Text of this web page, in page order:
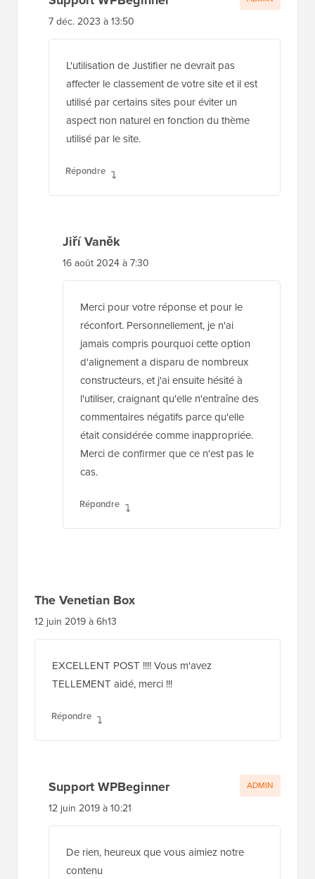
7 déc. 2023 à 13:50
L'utilisation de Justifier ne devrait pas
affecter le classement de votre site et il est
utilisé par certains sites pour éviter un
aspect non naturel en fonction du thème
utilisé par le site.
Répondre
Jiří Vaněk
16 août 2024 à 7:30
Merci pour votre réponse et pour le
réconfort. Personnellement, je n'ai
jamais compris pourquoi cette option
d'alignement a disparu de nombreux
constructeurs, et j'ai ensuite hésité à
l'utiliser, craignant qu'elle n'entraîne des
commentaires négatifs parce qu'elle
était considérée comme inappropriée.
Merci de confirmer que ce n'est pas le
cas.
Répondre
The Venetian Box
12 juin 2019 à 6h13
EXCELLENT POST !!!! Vous m'avez
TELLEMENT aidé, merci !!!
Répondre
Support WPBeginner
12 juin 2019 à 10:21
De rien, heureux que vous aimiez notre
contenu
ADMIN